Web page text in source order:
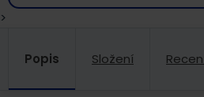
>
Popis Složení